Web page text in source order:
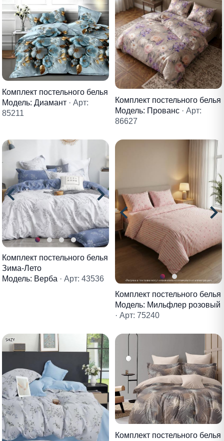
Комплект постельного белья
Модель: Диамант · Арт:
85211
Комплект постельного белья
Модель: Прованс · Арт:
86627
Комплект постельного белья
Зима-Лето
Модель: Верба · Арт: 43536
Комплект постельного белья
Модель: Мильфлер розовый
· Арт: 75240
Комплект постельного белья